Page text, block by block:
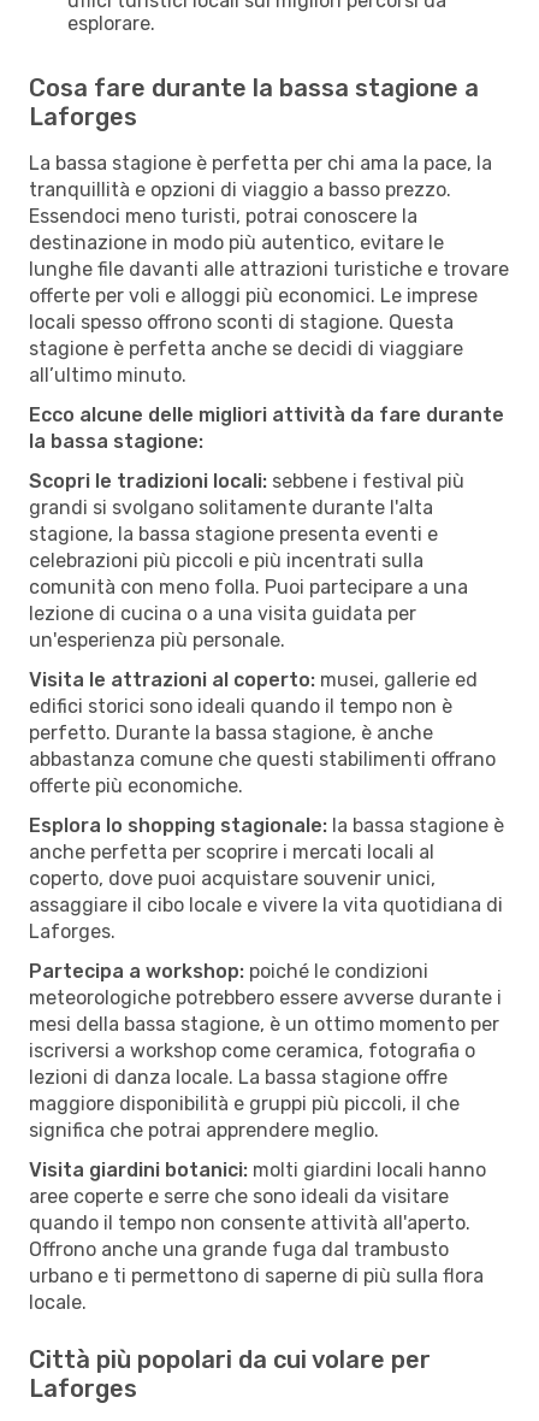
esplorare.
Cosa fare durante la bassa stagione a
Laforges
La bassa stagione è perfetta per chi ama la pace, la
tranquillità e opzioni di viaggio a basso prezzo.
Essendoci meno turisti, potrai conoscere la
destinazione in modo più autentico, evitare le
lunghe file davanti alle attrazioni turistiche e trovare
offerte per voli e alloggi più economici. Le imprese
locali spesso offrono sconti di stagione. Questa
stagione è perfetta anche se decidi di viaggiare
all’ultimo minuto.
Ecco alcune delle migliori attività da fare durante
la bassa stagione:
Scopri le tradizioni locali: sebbene i festival più
grandi si svolgano solitamente durante l'alta
stagione, la bassa stagione presenta eventi e
celebrazioni più piccoli e più incentrati sulla
comunità con meno folla. Puoi partecipare a una
lezione di cucina o a una visita guidata per
un'esperienza più personale.
Visita le attrazioni al coperto: musei, gallerie ed
edifici storici sono ideali quando il tempo non è
perfetto. Durante la bassa stagione, è anche
abbastanza comune che questi stabilimenti offrano
offerte più economiche.
Esplora lo shopping stagionale: la bassa stagione è
anche perfetta per scoprire i mercati locali al
coperto, dove puoi acquistare souvenir unici,
assaggiare il cibo locale e vivere la vita quotidiana di
Laforges.
Partecipa a workshop: poiché le condizioni
meteorologiche potrebbero essere avverse durante i
mesi della bassa stagione, è un ottimo momento per
iscriversi a workshop come ceramica, fotografia o
lezioni di danza locale. La bassa stagione offre
maggiore disponibilità e gruppi più piccoli, il che
significa che potrai apprendere meglio.
Visita giardini botanici: molti giardini locali hanno
aree coperte e serre che sono ideali da visitare
quando il tempo non consente attività all'aperto.
Offrono anche una grande fuga dal trambusto
urbano e ti permettono di saperne di più sulla flora
locale.
Città più popolari da cui volare per
Laforges